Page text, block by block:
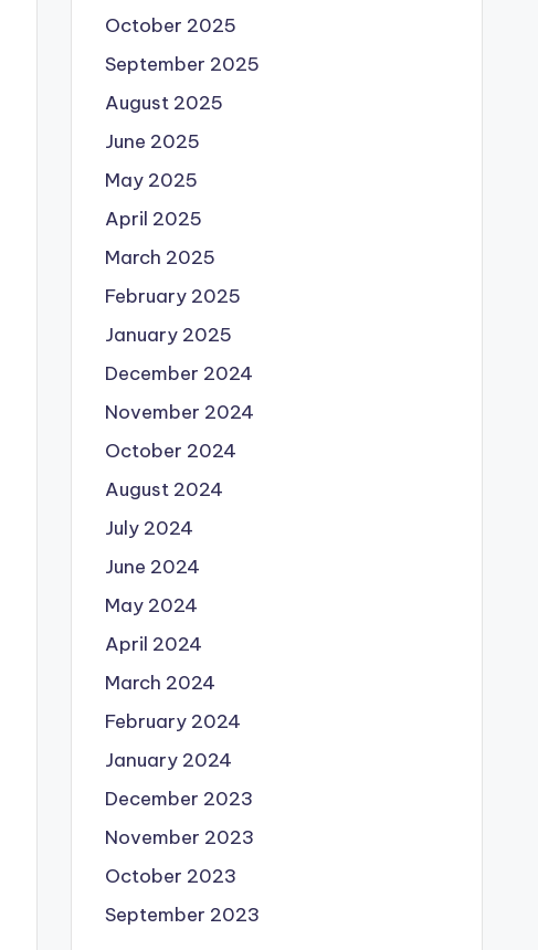
October 2025
September 2025
August 2025
June 2025
May 2025
April 2025
March 2025
February 2025
January 2025
December 2024
November 2024
October 2024
August 2024
July 2024
June 2024
May 2024
April 2024
March 2024
February 2024
January 2024
December 2023
November 2023
October 2023
September 2023